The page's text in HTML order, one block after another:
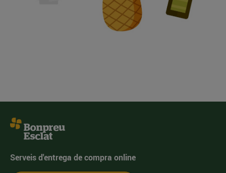
Serveis d'entrega de compra online